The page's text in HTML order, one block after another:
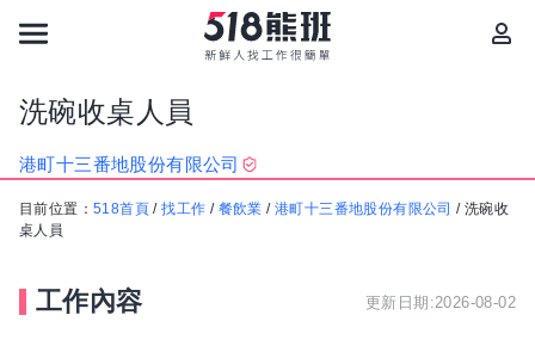
洗碗收桌人員
港町十三番地股份有限公司
目前位置： 518首頁 /找工作 / 餐飲業 /港町十三番地股份有限公司 /洗碗收
桌人員
工作內容 更新日期:2026-08-02